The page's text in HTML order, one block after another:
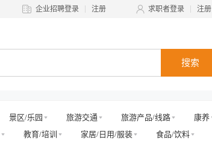
企业招聘登录 注册 求职者登录 注册
搜索
景区/乐园 旅游交通 旅游产品/线路 康养
教育/培训 家居/日用/服装 食品/饮料